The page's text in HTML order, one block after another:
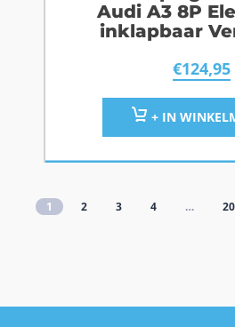
Audi A3 8P
inklapbaar
€124,95
+ IN
1 2 3 4 … 20